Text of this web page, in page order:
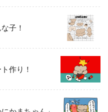
子！
作り！